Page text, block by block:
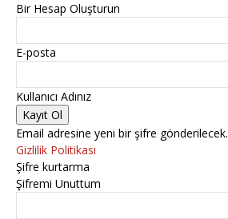
Bir Hesap Oluşturun
E-posta
Kullanıcı Adınız
Email adresine yeni bir şifre gönderilecek.
Gizlilik Politikası
Şifre kurtarma
Şifremi Unuttum